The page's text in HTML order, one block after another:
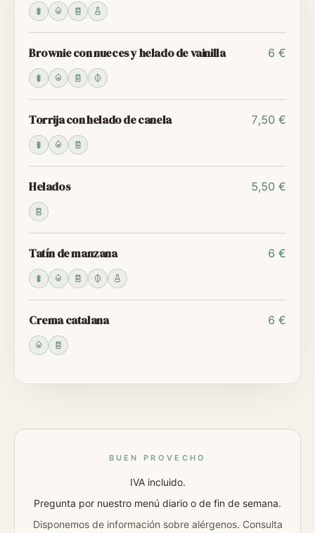
Brownie con nueces y helado de vainilla 6 €
Torrija con helado de canela 7,50 €
Helados 5,50 €
Tatín de manzana 6 €
Crema catalana 6 €
BUEN PROVECHO
IVA incluido.
Pregunta por nuestro menú diario o de fin de semana.
Disponemos de información sobre alérgenos. Consulta